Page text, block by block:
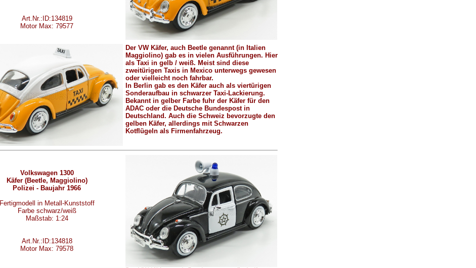
Art.Nr.:ID:134819
Motor Max: 79577
Der VW Käfer, auch Beetle genannt (in Italien
Maggiolino) gab es in vielen Ausführungen. Hier
als Taxi in gelb / weiß. Meist sind diese
zweitürigen Taxis in Mexico unterwegs gewesen
oder vielleicht noch fahrbar.
In Berlin gab es den Käfer auch als viertürigen
Sonderaufbau in schwarzer Taxi-Lackierung.
Bekannt in gelber Farbe fuhr der Käfer für den
ADAC oder die Deutsche Bundespost in
Deutschland. Auch die Schweiz bevorzugte den
gelben Käfer, allerdings mit Schwarzen
Kotflügeln als Firmenfahrzeug.
Volkswagen 1300
Käfer (Beetle, Maggiolino)
Polizei - Baujahr 1966
Fertigmodell in Metall-Kunststoff
Farbe schwarz/weiß
Maßstab: 1:24
Art.Nr.:ID:134818
Motor Max: 79578